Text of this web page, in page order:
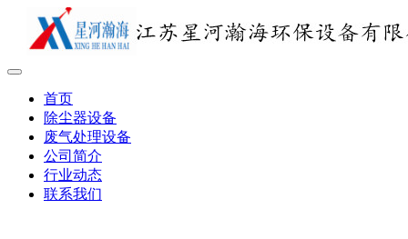
首页
除尘器设备
废气处理设备
公司简介
行业动态
联系我们